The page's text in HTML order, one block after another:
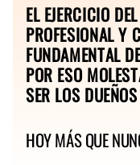
EL EJERCICIO
PROFESIONAL Y
FUNDAMENTAL
POR ESO
SER LOS
HOY MÁS QUE